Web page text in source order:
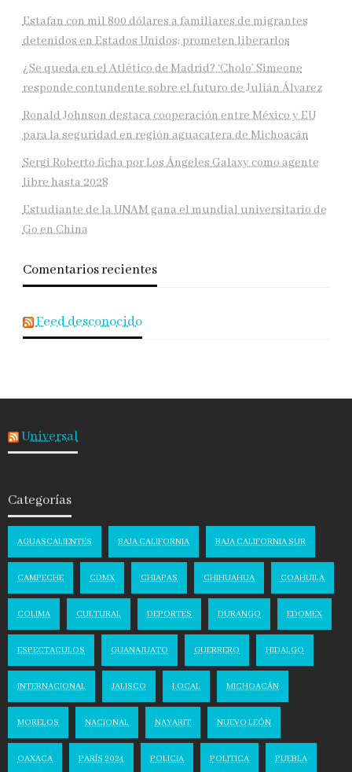
Estafan con mil 800 dólares a familiares de migrantes
detenidos en Estados Unidos; prometen liberarlos
¿Se queda en el Atlético de Madrid? ‘Cholo’ Simeone
responde contundente sobre el futuro de Julián Álvarez
Ronald Johnson destaca cooperación entre México y EU
para la seguridad en región aguacatera de Michoacán
Sergi Roberto ficha por Los Ángeles Galaxy como agente
libre hasta 2028
Estudiante de la UNAM gana el mundial universitario de
Go en China
Comentarios recientes
Feed desconocido
Universal
Categorías
AGUASCALIENTES BAJA CALIFORNIA BAJA CALIFORNIA SUR
CAMPECHE CDMX CHIAPAS CHIHUAHUA COAHUILA
COLIMA CULTURAL DEPORTES DURANGO EDOMEX
ESPECTACULOS GUANAJUATO GUERRERO HIDALGO
INTERNACIONAL JALISCO LOCAL MICHOACÁN
MORELOS NACIONAL NAYARIT NUEVO LEÓN
OAXACA PARÍS 2024 POLICIA POLITICA PUEBLA